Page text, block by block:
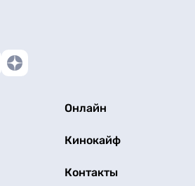
Онлайн
Кинокайф
Контакты